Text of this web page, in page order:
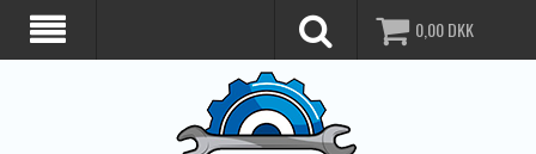
0,00DKK